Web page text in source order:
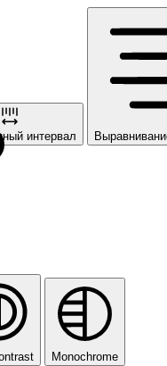
интервал
Monochrome